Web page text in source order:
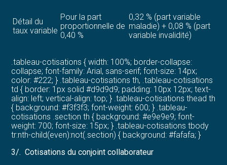
Détail du
taux variable
Pour la part
proportionnelle de
0,40 %
0,32 % (part variable
maladie) + 0,08 % (part
variable invalidité)
.tableau-cotisations { width: 100%; border-collapse:
collapse; font-family: Arial, sans-serif; font-size: 14px;
color: #222; } .tableau-cotisations th, .tableau-cotisations
td { border: 1px solid #d9d9d9; padding: 10px 12px; text-
align: left; vertical-align: top; } .tableau-cotisations thead th
{ background: #f3f3f3; font-weight: 600; } .tableau-
cotisations .section th { background: #e9e9e9; font-
weight: 700; font-size: 15px; } .tableau-cotisations tbody
tr:nth-child(even):not(.section) { background: #fafafa; }
3/. Cotisations du conjoint collaborateur